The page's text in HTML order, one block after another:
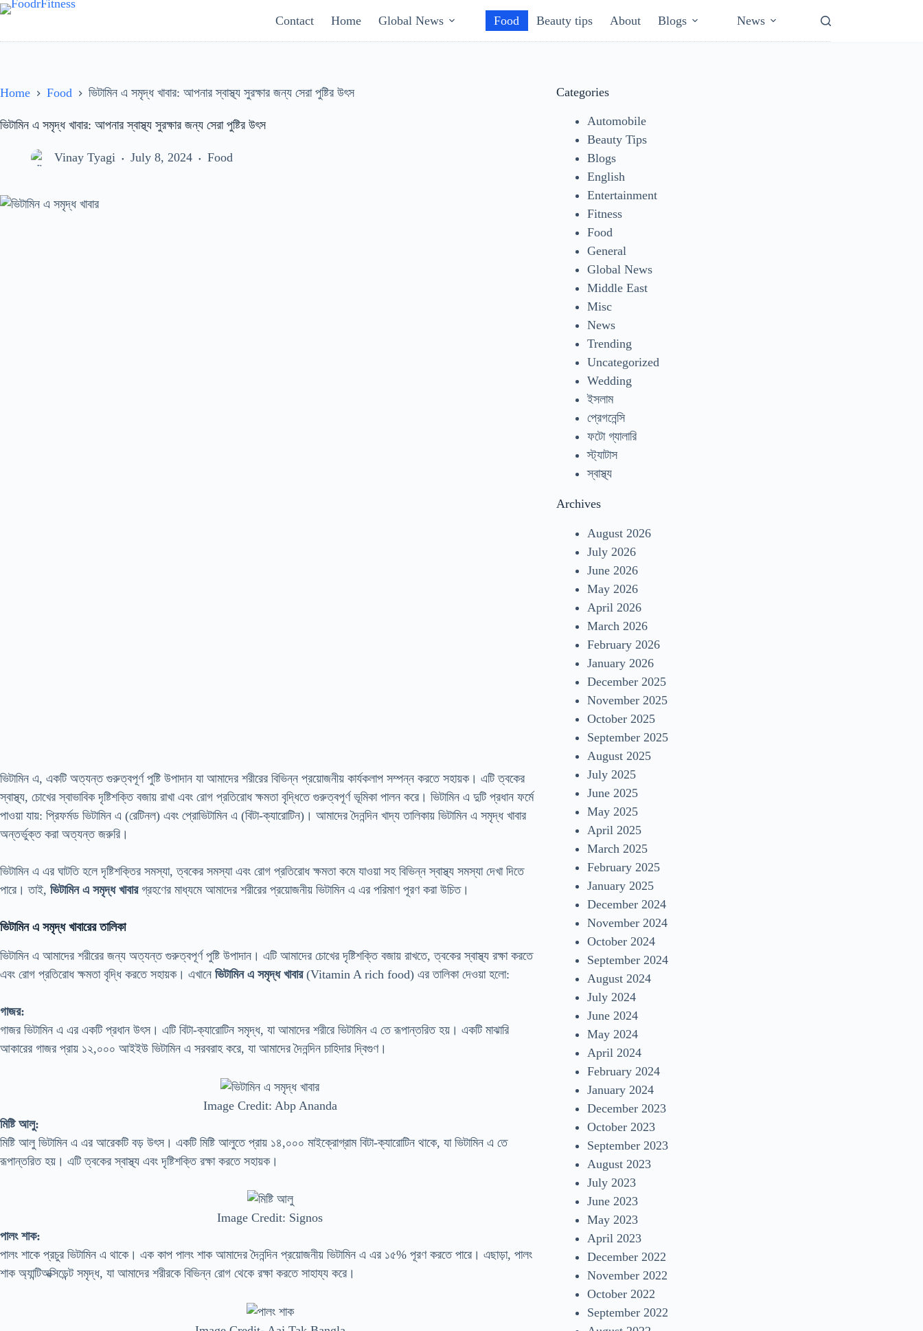
Skip
content
Contact Home Global News Food Beauty tips About Blogs News
Home Food ভিটামিন এ সমৃদ্ধ খাবার: আপনার স্বাস্থ্য সুরক্ষার জন্য সেরা পুষ্টির উৎস
ভিটামিন এ সমৃদ্ধ খাবার: আপনার স্বাস্থ্য সুরক্ষার জন্য সেরা পুষ্টির উৎস
Vinay Tyagi July 8, 2024 Food
ভিটামিন এ, একটি অত্যন্ত গুরুত্বপূর্ণ পুষ্টি উপাদান যা আমাদের শরীরের বিভিন্ন প্রয়োজনীয় কার্যকলাপ সম্পন্ন করতে সহায়ক। এটি ত্বকের
স্বাস্থ্য, চোখের স্বাভাবিক দৃষ্টিশক্তি বজায় রাখা এবং রোগ প্রতিরোধ ক্ষমতা বৃদ্ধিতে গুরুত্বপূর্ণ ভূমিকা পালন করে। ভিটামিন এ দুটি প্রধান ফর্মে
পাওয়া যায়: প্রিফর্মড ভিটামিন এ (রেটিনল) এবং প্রোভিটামিন এ (বিটা-ক্যারোটিন)। আমাদের দৈনন্দিন খাদ্য তালিকায় ভিটামিন এ সমৃদ্ধ খাবার
অন্তর্ভুক্ত করা অত্যন্ত জরুরি।
ভিটামিন এ এর ঘাটতি হলে দৃষ্টিশক্তির সমস্যা, ত্বকের সমস্যা এবং রোগ প্রতিরোধ ক্ষমতা কমে যাওয়া সহ বিভিন্ন স্বাস্থ্য সমস্যা দেখা দিতে
পারে। তাই, ভিটামিন এ সমৃদ্ধ খাবারগ্রহণের মাধ্যমে আমাদের শরীরের প্রয়োজনীয় ভিটামিন এ এর পরিমাণ পূরণ করা উচিত।
ভিটামিন এ সমৃদ্ধ খাবারের তালিকা
ভিটামিন এ আমাদের শরীরের জন্য অত্যন্ত গুরুত্বপূর্ণ পুষ্টি উপাদান। এটি আমাদের চোখের দৃষ্টিশক্তি বজায় রাখতে, ত্বকের স্বাস্থ্য রক্ষা করতে
এবং রোগ প্রতিরোধ ক্ষমতা বৃদ্ধি করতে সহায়ক। এখানে ভিটামিন এ সমৃদ্ধ খাবার(Vitamin A rich food) এর তালিকা দেওয়া হলো:
গাজর:
গাজর ভিটামিন এ এর একটি প্রধান উৎস। এটি বিটা-ক্যারোটিন সমৃদ্ধ, যা আমাদের শরীরে ভিটামিন এ তে রূপান্তরিত হয়। একটি মাঝারি
আকারের গাজর প্রায় ১২,০০০ আইইউ ভিটামিন এ সরবরাহ করে, যা আমাদের দৈনন্দিন চাহিদার দ্বিগুণ।
Image Credit: Abp Ananda
মিষ্টি আলু:
মিষ্টি আলু ভিটামিন এ এর আরেকটি বড় উৎস। একটি মিষ্টি আলুতে প্রায় ১৪,০০০ মাইক্রোগ্রাম বিটা-ক্যারোটিন থাকে, যা ভিটামিন এ তে
রূপান্তরিত হয়। এটি ত্বকের স্বাস্থ্য এবং দৃষ্টিশক্তি রক্ষা করতে সহায়ক।
Image Credit: Signos
পালং শাক:
পালং শাকে প্রচুর ভিটামিন এ থাকে। এক কাপ পালং শাক আমাদের দৈনন্দিন প্রয়োজনীয় ভিটামিন এ এর ১৫% পূরণ করতে পারে। এছাড়া, পালং
শাক অ্যান্টিঅক্সিডেন্ট সমৃদ্ধ, যা আমাদের শরীরকে বিভিন্ন রোগ থেকে রক্ষা করতে সাহায্য করে।
Categories
Automobile
Beauty Tips
Blogs
English
Entertainment
Fitness
Food
General
Global News
Middle East
Misc
News
Trending
Uncategorized
Wedding
ইসলাম
প্রেগনেন্সি
ফটো গ্যালারি
স্ট্যাটাস
স্বাস্থ্য
Archives
August 2026
July 2026
June 2026
May 2026
April 2026
March 2026
February 2026
January 2026
December 2025
November 2025
October 2025
September 2025
August 2025
July 2025
June 2025
May 2025
April 2025
March 2025
February 2025
January 2025
December 2024
November 2024
October 2024
September 2024
August 2024
July 2024
June 2024
May 2024
April 2024
February 2024
January 2024
December 2023
October 2023
September 2023
August 2023
July 2023
June 2023
May 2023
April 2023
December 2022
November 2022
October 2022
September 2022